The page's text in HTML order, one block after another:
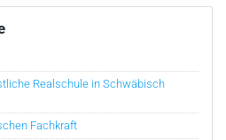
Realschule in Schwäbisch
Fachkraft